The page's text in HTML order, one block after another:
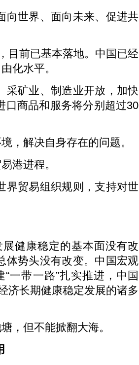
向世界、面向未来、促进共
目前已基本落地。中国已经
化水平。
采矿业、制造业开放，加快
口商品和服务将分别超过30
，解决自身存在的问题。
港进程。
界贸易组织规则，支持对世
健康稳定的基本面没有改
体势头没有改变。中国宏观
一带一路”扎实推进，中国
济长期健康稳定发展的诸多
，但不能掀翻大海。